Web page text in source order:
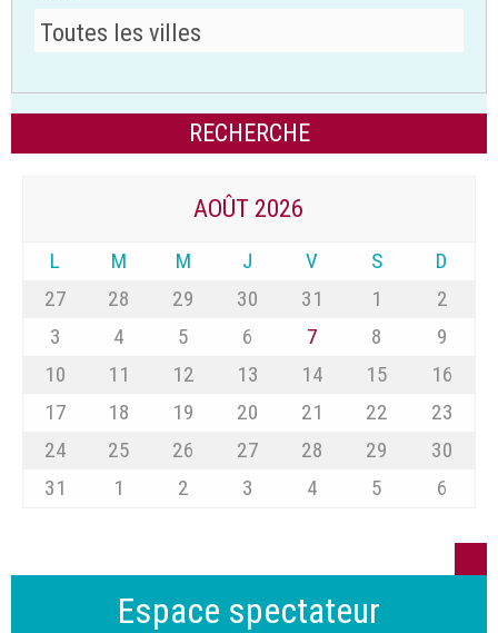
AOÛT 2026
L M M J V S
D
27
28 29 30 31 1
2
3
4 5 6 7 8
9
10
11 12 13 14 15
16
17
18 19 20 21 22
23
24
25 26 27 28 29
30
31
1 2 3 4 5 6
Espace spectateur